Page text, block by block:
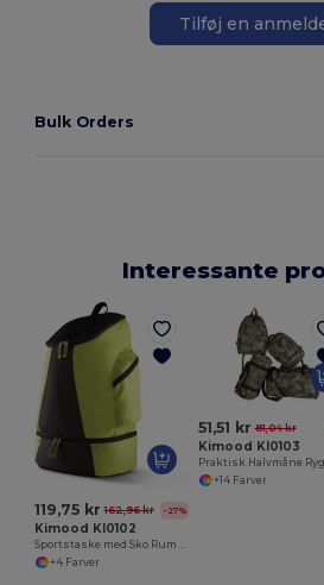
Tilføj en
Bulk Orders
Interessante
119,75 kr 162,96 kr -27%
Kimood KI0102
Sportstaske med Sko Rum og Åndbar Ryg
+4 Farver
51,51 kr 81,04 kr
Kimood KI0103
+14 Farver